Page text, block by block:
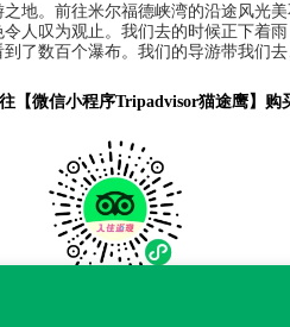
之地。前往米尔福德峡湾的沿途风光美
令人叹为观止。我们去的时候正下着雨
了数百个瀑布。我们的导游带我们去
难以置信的地方。
【微信小程序Tripadvisor猫途鹰】购